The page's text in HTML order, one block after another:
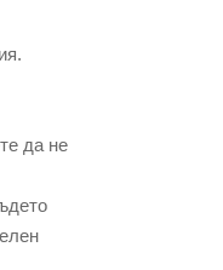
да не